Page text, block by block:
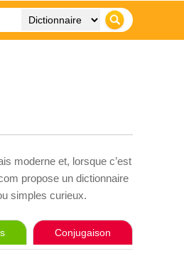
moderne et, lorsque c’est
propose un dictionnaire
simples curieux.
Conjugaison